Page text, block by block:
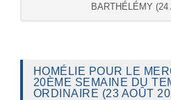
BARTHÉLÉMY (24
HOMÉLIE POUR LE
20ÈME SEMAINE DU
ORDINAIRE (23 AOÛT